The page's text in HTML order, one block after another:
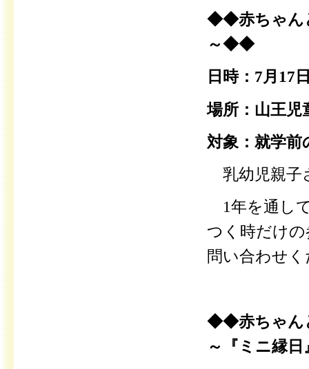
◆◆赤ちゃん
～◆◆
日時：7月17
場所：山王児
対象：就学前
乳幼児親子
1年を通し
つく時だけ
問い合わせ
◆◆赤ちゃん
～『ミニ縁